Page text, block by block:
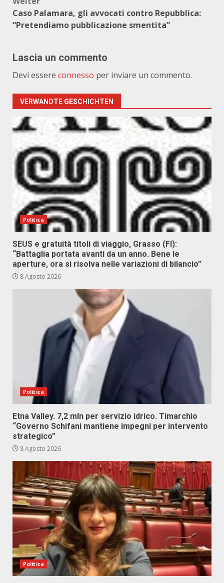
Caso Palamara, gli avvocati contro Repubblica:
“Pretendiamo pubblicazione smentita”
Lascia un commento
Devi essere connesso per inviare un commento.
VERWANDTE GESCHICHTEN
Politica
SEUS e gratuità titoli di viaggio, Grasso (FI):
“Battaglia portata avanti da un anno. Bene le
aperture, ora si risolva nelle variazioni di bilancio”
8 Agosto 2026
Politica
Etna Valley. 7,2 mln per servizio idrico. Timarchio
“Governo Schifani mantiene impegni per intervento
strategico”
8 Agosto 2026
Politica